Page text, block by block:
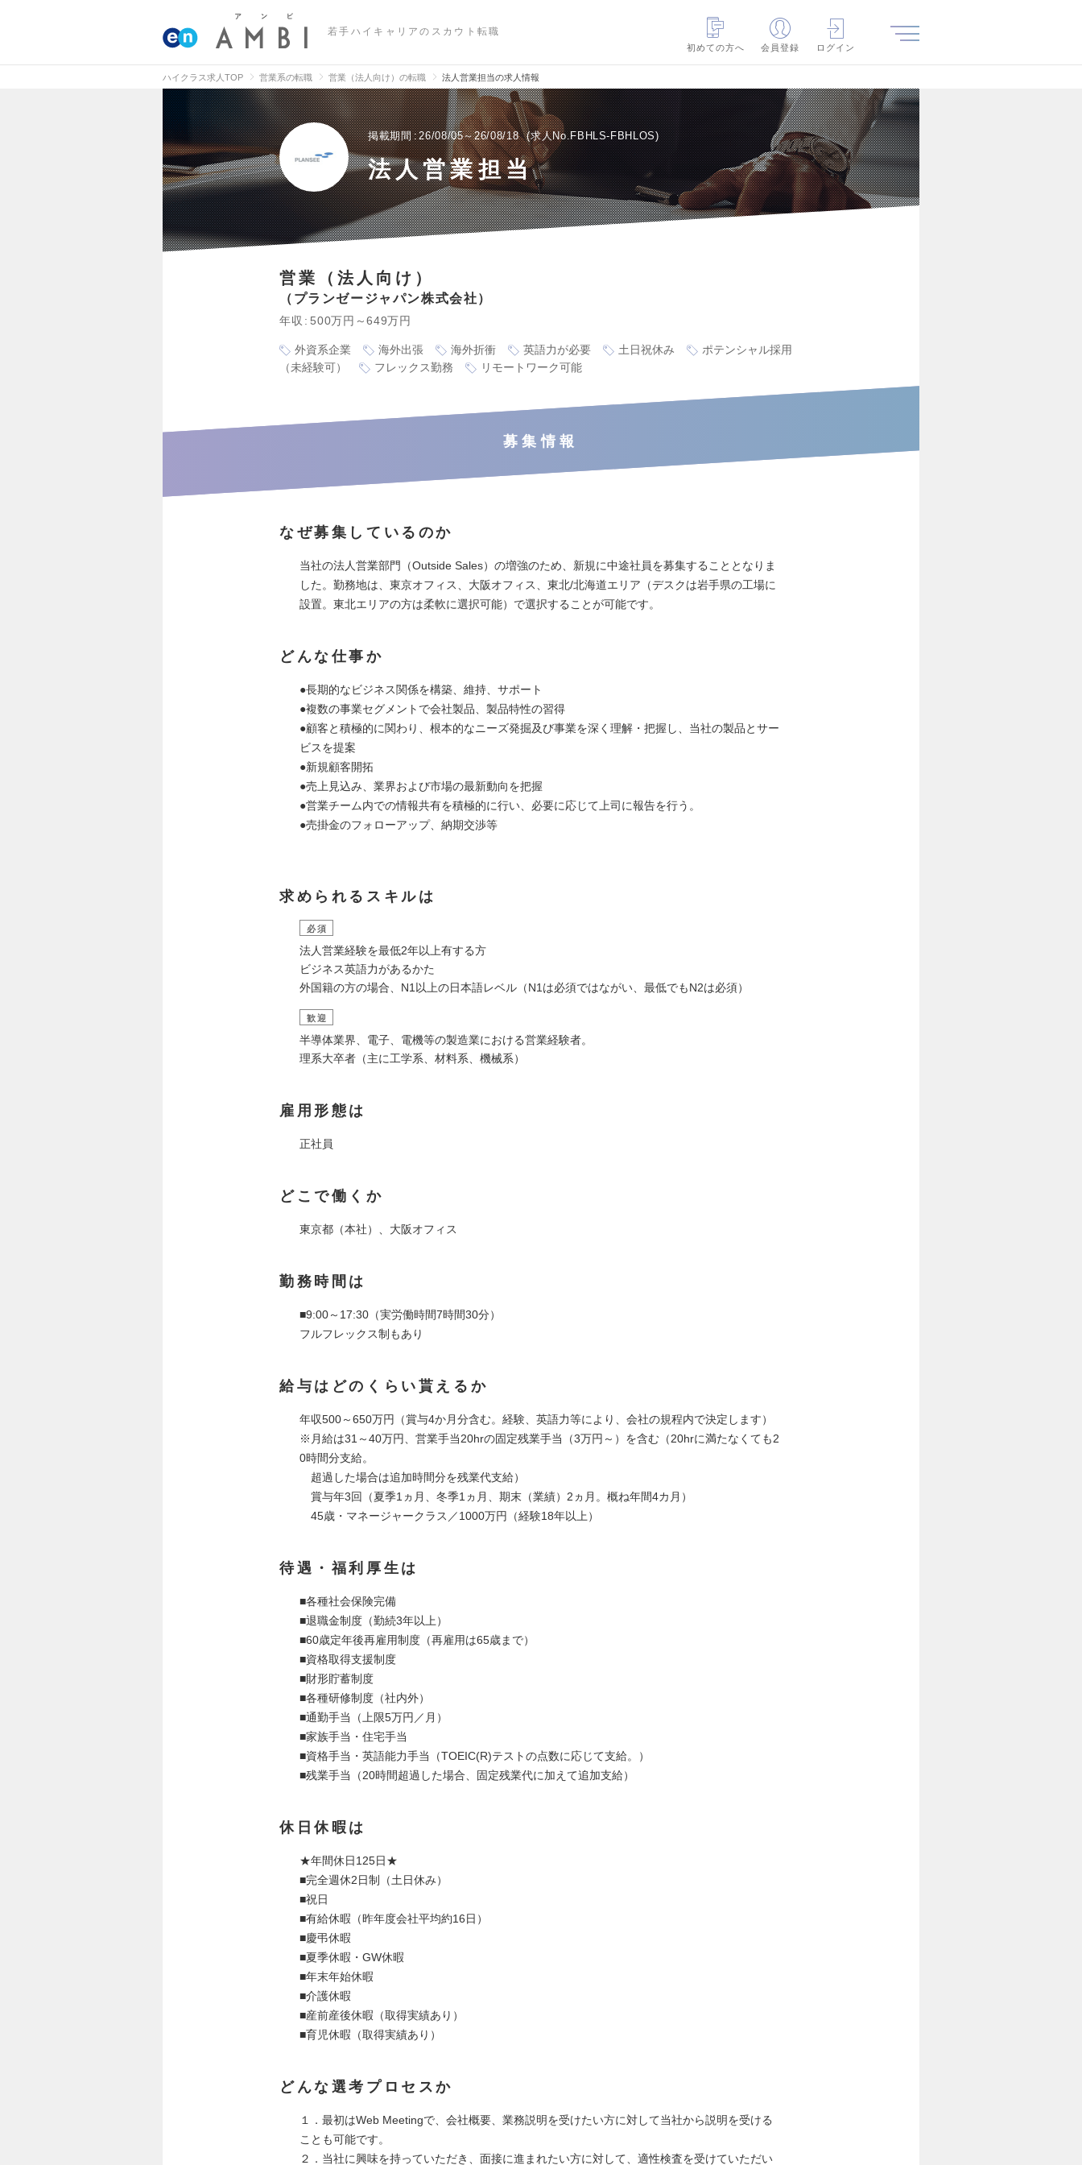
若手ハイキャリアのスカウト転職
初めての方へ
会員登録 ログイン
ハイクラス求人TOP 営業系の転職 営業（法人向け）の転職 法人営業担当の求人情報
掲載期間 26/08/05～26/08/18 求人No.FBHLS-FBHLOS
法人営業担当
営業（法人向け）
プランゼージャパン株式会社
年収 500万円～649万円
外資系企業 海外出張 海外折衝 英語力が必要 土日祝休み
ポテンシャル採用
（未経験可）
フレックス勤務 リモートワーク可能
募集情報
なぜ募集しているのか
当社の法人営業部門（Outside Sales）の増強のため、新規に中途社員を募集することとなりま
した。勤務地は、東京オフィス、大阪オフィス、東北/北海道エリア（デスクは岩手県の工場に
設置。東北エリアの方は柔軟に選択可能）で選択することが可能です。
どんな仕事か
●長期的なビジネス関係を構築、維持、サポート
●複数の事業セグメントで会社製品、製品特性の習得
●顧客と積極的に関わり、根本的なニーズ発掘及び事業を深く理解・把握し、当社の製品とサー
ビスを提案
●新規顧客開拓
●売上見込み、業界および市場の最新動向を把握
●営業チーム内での情報共有を積極的に行い、必要に応じて上司に報告を行う。
●売掛金のフォローアップ、納期交渉等
求められるスキルは
必須
法人営業経験を最低2年以上有する方
ビジネス英語力があるかた
外国籍の方の場合、N1以上の日本語レベル（N1は必須ではながい、最低でもN2は必須）
歓迎
半導体業界、電子、電機等の製造業における営業経験者。
理系大卒者（主に工学系、材料系、機械系）
雇用形態は
正社員
どこで働くか
東京都（本社）、大阪オフィス
勤務時間は
■9:00～17:30（実労働時間7時間30分）
フルフレックス制もあり
給与はどのくらい貰えるか
年収500～650万円（賞与4か月分含む。経験、英語力等により、会社の規程内で決定します）
※月給は31～40万円、営業手当20hrの固定残業手当（3万円～）を含む（20hrに満たなくても2
0時間分支給。
超過した場合は追加時間分を残業代支給）
賞与年3回（夏季1ヵ月、冬季1ヵ月、期末（業績）2ヵ月。概ね年間4カ月）
45歳・マネージャークラス／1000万円（経験18年以上）
待遇・福利厚生は
■各種社会保険完備
■退職金制度（勤続3年以上）
■60歳定年後再雇用制度（再雇用は65歳まで）
■資格取得支援制度
■財形貯蓄制度
■各種研修制度（社内外）
■通勤手当（上限5万円／月）
■家族手当・住宅手当
■資格手当・英語能力手当（TOEIC(R)テストの点数に応じて支給。）
■残業手当（20時間超過した場合、固定残業代に加えて追加支給）
休日休暇は
★年間休日125日★
■完全週休2日制（土日休み）
■祝日
■有給休暇（昨年度会社平均約16日）
■慶弔休暇
■夏季休暇・GW休暇
■年末年始休暇
■介護休暇
■産前産後休暇（取得実績あり）
■育児休暇（取得実績あり）
どんな選考プロセスか
１．最初はWeb Meetingで、会社概要、業務説明を受けたい方に対して当社から説明を受ける
ことも可能です。
２．当社に興味を持っていただき、面接に進まれたい方に対して、適性検査を受けていただい